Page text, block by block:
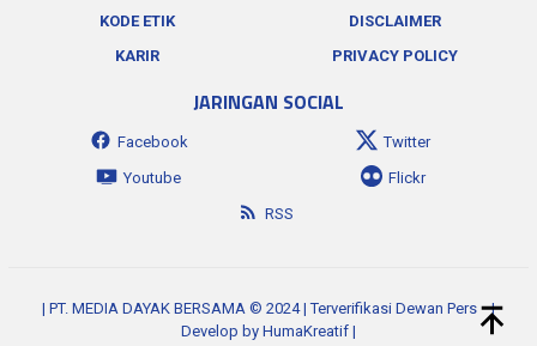
KODE ETIK
DISCLAIMER
KARIR
PRIVACY POLICY
JARINGAN SOCIAL
Facebook
Twitter
Youtube
Flickr
RSS
| PT. MEDIA DAYAK BERSAMA © 2024 | Terverifikasi Dewan Pers |
Develop by HumaKreatif |